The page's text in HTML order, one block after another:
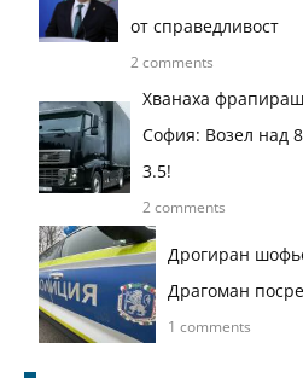
от справедливост
2 comments
Хванаха
София: Возел над
3.5!
2 comments
Дрогиран
Драгоман
1 comments